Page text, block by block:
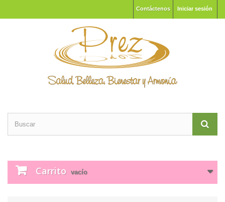
Iniciar sesión
Contáctenos
Carrito vacío